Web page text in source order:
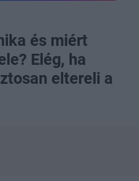
és miért
Elég, ha
eltereli a